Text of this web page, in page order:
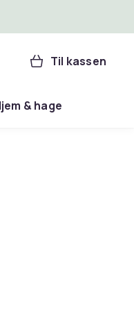
Til kassen
& hage